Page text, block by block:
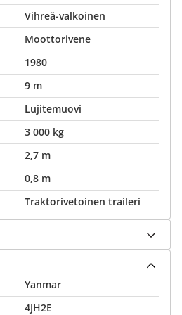
Vihreä-valkoinen
Moottorivene
1980
9 m
Lujitemuovi
3 000 kg
2,7 m
0,8 m
Traktorivetoinen traileri
Yanmar
4JH2E